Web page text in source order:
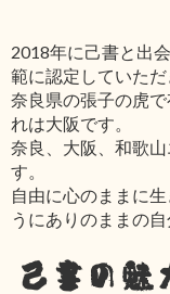
2018年に己書と出
範に認定していただ
奈良県の張子の虎
れは大阪です。
奈良、大阪、和歌
す。
自由に心のままに
うにありのままの自
己書の魅